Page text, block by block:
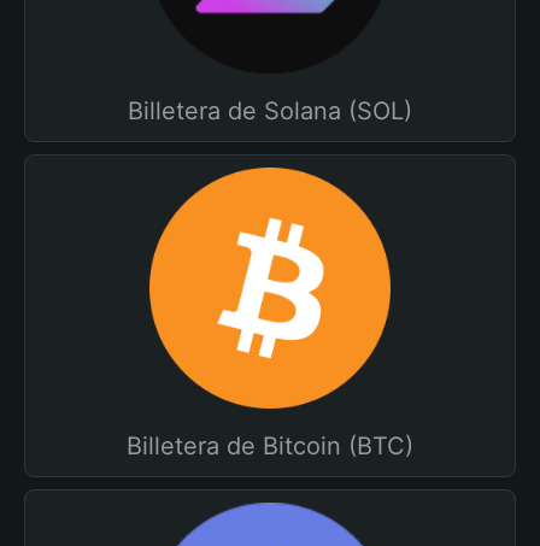
Billetera de Solana (SOL)
Billetera de Bitcoin (BTC)